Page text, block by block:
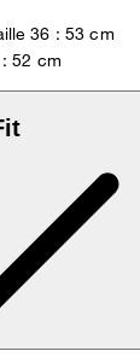
36 : 53 cm
52 cm